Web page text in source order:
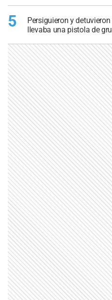
5
Persiguieron y
llevaba una pistola de